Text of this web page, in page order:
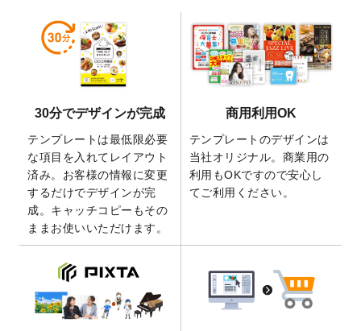
暑中見舞いのデザインテンプレート
しました。
2026/5/28
【新商品】マグネットステッカーが作成で
きるようになりました！
の全4ステップを解説！」を公開いたしまし
た。
2026/4/23
コラム「 画像の配置・差し替え・トリミン
グ」「テンプレート間でパーツを流用する
方法」を公開いたしました。
2026/4/21
アクリルキーホルダーのデザインテンプレ
ート を追加いたしました。
りました！
2025/12/22
【新商品】アクリルキーホルダーが作成で
きるようになりました！
30分でデザインが完成
テンプレートは最低限必要
な項目を入れてレイアウト
済み。お客様の情報に変更
するだけでデザインが完
成。キャッチコピーもその
ままお使いいただけます。
商用利用OK
テンプレートのデザインは
当社オリジナル。商業用の
利用もOKですので安心し
てご利用ください。